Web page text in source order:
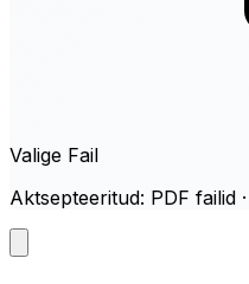
Valige Fail
Aktsepteeritud: PDF failid